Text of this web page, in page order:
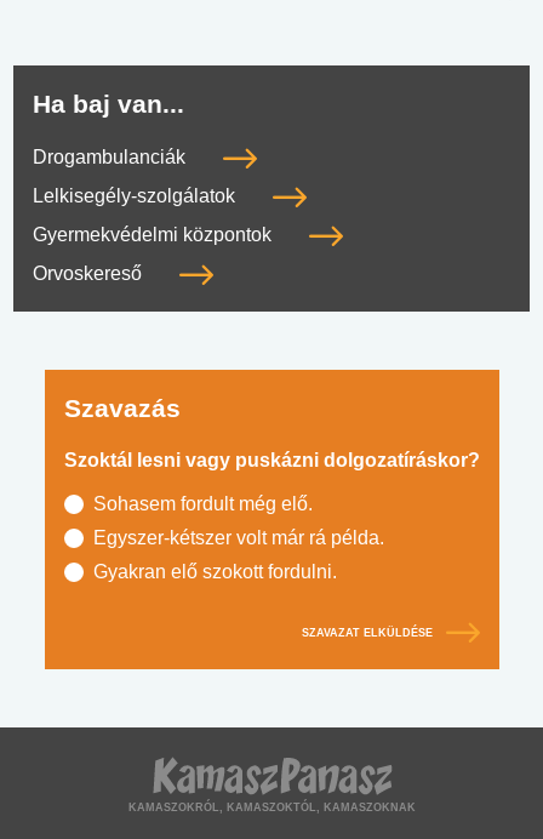
Ha baj van...
Drogambulanciák
Lelkisegély-szolgálatok
Gyermekvédelmi központok
Orvoskereső
Szavazás
Szoktál lesni vagy puskázni dolgozatíráskor?
Sohasem fordult még elő.
Egyszer-kétszer volt már rá példa.
Gyakran elő szokott fordulni.
SZAVAZAT ELKÜLDÉSE
KAMASZOKRÓL, KAMASZOKTÓL, KAMASZOKNAK